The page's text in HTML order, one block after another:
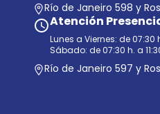
Río de Janeiro 598 y
Atención
Lunes a Viernes: de 07:30
Sábado: de 07:30 h. a
Río de Janeiro 597 y